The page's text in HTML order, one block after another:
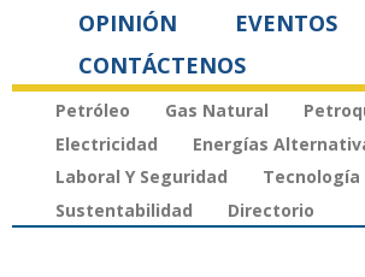
OPINIÓN
EVENTOS
CONTÁCTENOS
Petróleo Gas Natural
Electricidad
Energías
Laboral Y Seguridad
Tecnología
Sustentabilidad
Directorio